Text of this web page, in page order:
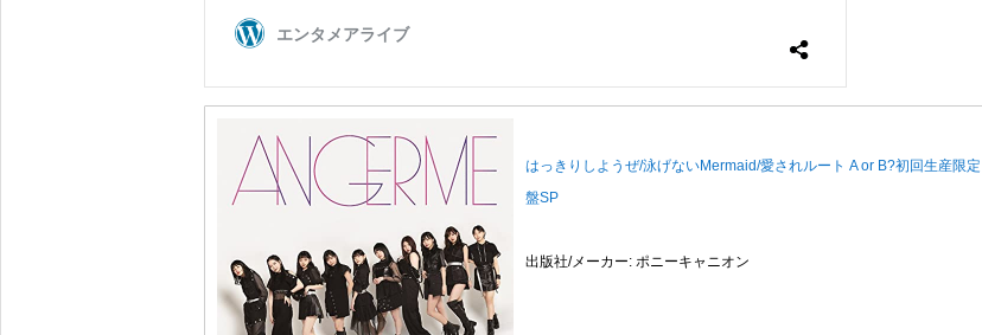
はっきりしようぜ/泳げないMermaid/愛されルート A or B?初回生産限定
盤SP
出版社/メーカー: ポニーキャニオン